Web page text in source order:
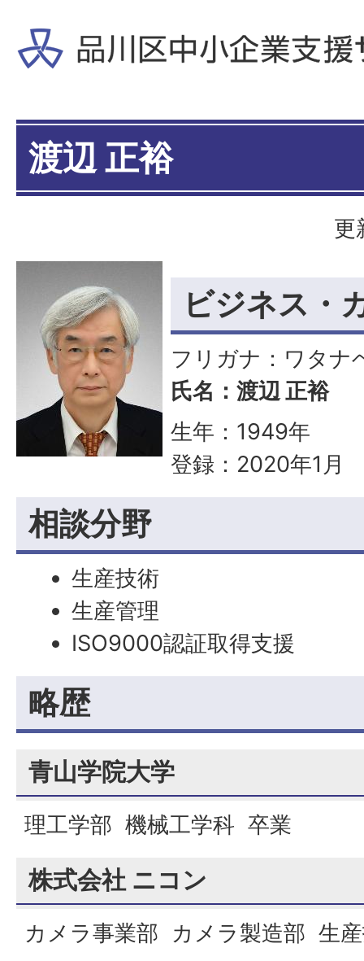
渡辺 正裕
更
ビジネス・
フリガナ：ワタナ
氏名：渡辺 正裕
生年：1949年
登録：2020年1月
相談分野
生産技術
生産管理
ISO9000認証取得支援
略歴
青山学院大学
理工学部 機械工学科 卒業
株式会社 ニコン
カメラ事業部 カメラ製造部 生